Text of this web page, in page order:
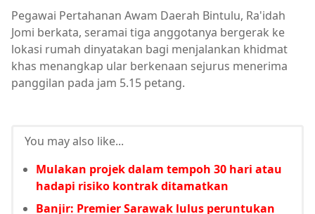
Pegawai Pertahanan Awam Daerah Bintulu, Ra'idah
Jomi berkata, seramai tiga anggotanya bergerak ke
lokasi rumah dinyatakan bagi menjalankan khidmat
khas menangkap ular berkenaan sejurus menerima
panggilan pada jam 5.15 petang.
You may also like...
Mulakan projek dalam tempoh 30 hari atau
hadapi risiko kontrak ditamatkan
Banjir: Premier Sarawak lulus peruntukan